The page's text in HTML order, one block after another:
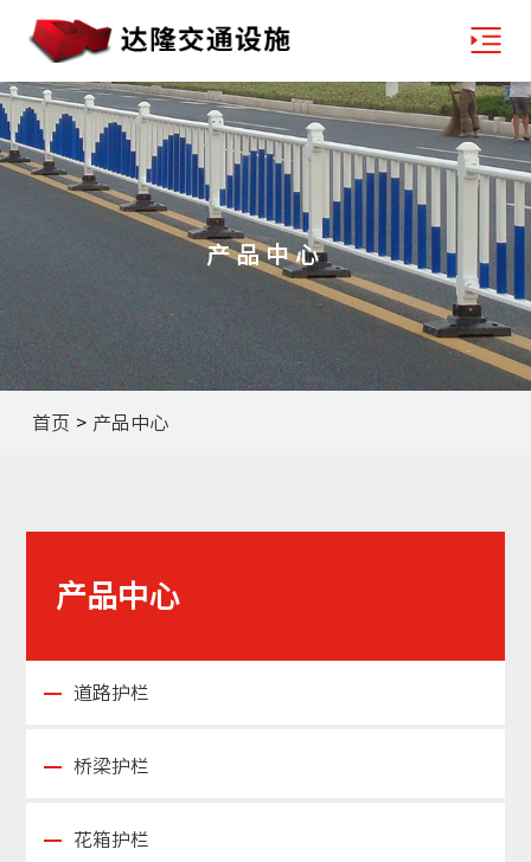
产品中心
首页 > 产品中心
产品中心
道路护栏
桥梁护栏
花箱护栏